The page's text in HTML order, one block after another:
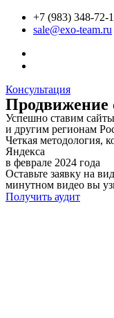
+7 (983) 348-72-
sale@exo-team.ru
Консультация
Продвижение
Успешно ставим
и другим регионам
Четкая методология,
Яндекса
в феврале 2024 года
Оставьте заявку на
минутном видео вы
Получить аудит